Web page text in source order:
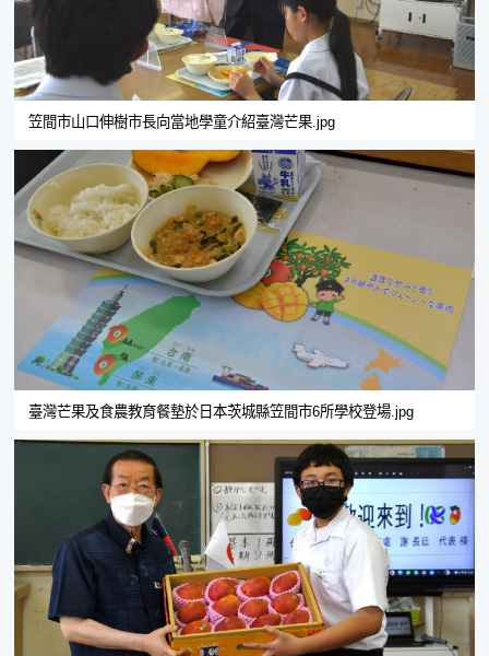
笠間市山口伸樹市長向當地學童介紹臺灣芒果.jpg
臺灣芒果及食農教育餐墊於日本茨城縣笠間市6所學校登場.jpg